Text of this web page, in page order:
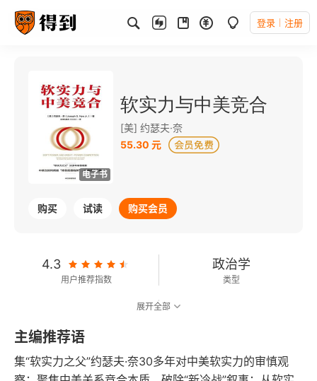
登录 注册
电子书
软实力与中美竞合
[美] 约瑟夫·奈
55.30 元
购买 试读 购买会员
4.3
用户推荐指数
政治学
类型
106千字
字数
2023-03-01
发行日期
展开全部
主编推荐语
集“软实力之父”约瑟夫·奈30多年对中美软实力的审慎观